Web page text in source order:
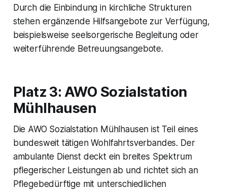
Durch die Einbindung in kirchliche Strukturen
stehen ergänzende Hilfsangebote zur Verfügung,
beispielsweise seelsorgerische Begleitung oder
weiterführende Betreuungsangebote.
Platz 3: AWO Sozialstation
Mühlhausen
Die AWO Sozialstation Mühlhausen ist Teil eines
bundesweit tätigen Wohlfahrtsverbandes. Der
ambulante Dienst deckt ein breites Spektrum
pflegerischer Leistungen ab und richtet sich an
Pflegebedürftige mit unterschiedlichen